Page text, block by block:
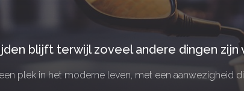
blijft terwijl zoveel andere dingen zijn
plek in het moderne leven, met een aanwezigheid